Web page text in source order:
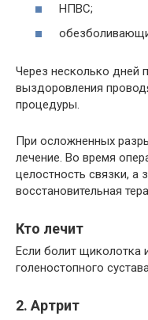
НПВС;
Через несколько дней
выздоровления
процедуры.
При осложненных
лечение. Во время
целостность связки, а
восстановительная
Кто лечит
Если болит щиколотка
голеностопного
2. Артрит